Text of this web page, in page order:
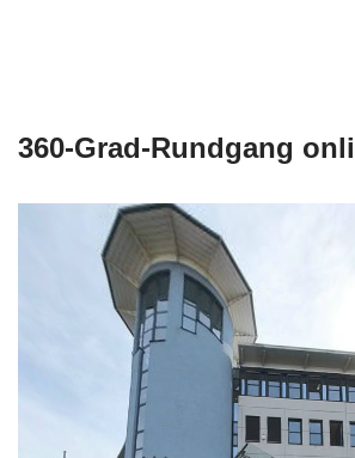
360-Grad-Rundgang